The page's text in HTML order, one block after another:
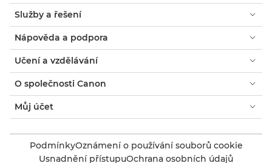
Služby a řešení
Nápověda a podpora
Učení a vzdělávání
O společnosti Canon
Můj účet
PodmínkyOznámení o používání souborů cookie
Usnadnění přístupuOchrana osobních údajů